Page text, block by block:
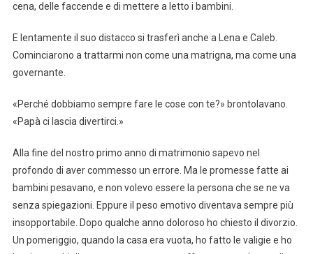
cena, delle faccende e di mettere a letto i bambini.
E lentamente il suo distacco si trasferì anche a Lena e Caleb.
Cominciarono a trattarmi non come una matrigna, ma come una
governante.
«Perché dobbiamo sempre fare le cose con te?» brontolavano.
«Papà ci lascia divertirci.»
Alla fine del nostro primo anno di matrimonio sapevo nel
profondo di aver commesso un errore. Ma le promesse fatte ai
bambini pesavano, e non volevo essere la persona che se ne va
senza spiegazioni. Eppure il peso emotivo diventava sempre più
insopportabile. Dopo qualche anno doloroso ho chiesto il divorzio.
Un pomeriggio, quando la casa era vuota, ho fatto le valigie e ho